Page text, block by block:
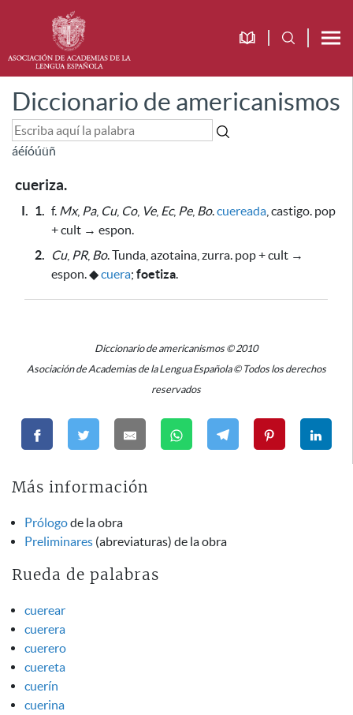
Diccionario de americanismos
áéíóúüñ
cueriza.
I. 1. f. Mx, Pa, Cu, Co, Ve, Ec, Pe, Bo.cuereada , castigo. pop
+ cult → espon.
2.
Cu, PR, Bo. Tunda, azotaina, zurra. pop + cult →
espon.◆cuera; foetiza.
Diccionario de americanismos © 2010
Asociación de Academias de la Lengua Española © Todos los derechos
reservados
Más información
Prólogode la obra
Preliminares (abreviaturas) de la obra
Rueda de palabras
cuerear
cuerera
cuerero
cuereta
cuerín
cuerina